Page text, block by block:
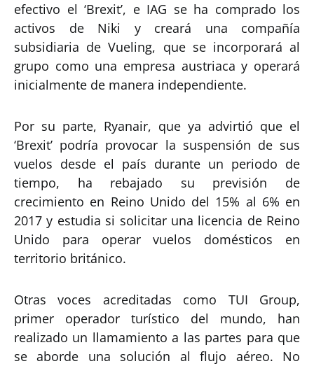
efectivo el ‘Brexit’, e IAG se ha comprado los
activos de Niki y creará una compañía
subsidiaria de Vueling, que se incorporará al
grupo como una empresa austriaca y operará
inicialmente de manera independiente.
Por su parte, Ryanair, que ya advirtió que el
‘Brexit’ podría provocar la suspensión de sus
vuelos desde el país durante un periodo de
tiempo, ha rebajado su previsión de
crecimiento en Reino Unido del 15% al 6% en
2017 y estudia si solicitar una licencia de Reino
Unido para operar vuelos domésticos en
territorio británico.
Otras voces acreditadas como TUI Group,
primer operador turístico del mundo, han
realizado un llamamiento a las partes para que
se aborde una solución al flujo aéreo. No